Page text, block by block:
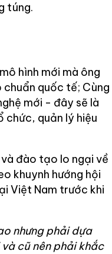
túng.
hình mới mà ông
quốc tế; Cùng
mới - đây sẽ là
chức, quản lý hiệu
và đào tạo lo ngại về
khuynh hướng hội
Việt Nam trước khi
nhưng phải dựa
cũ nên phải khắc